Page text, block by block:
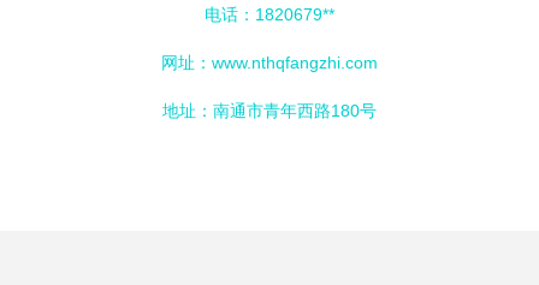
电话：1820679**
网址： www.nthqfangzhi.com
地址：南通市青年西路180号